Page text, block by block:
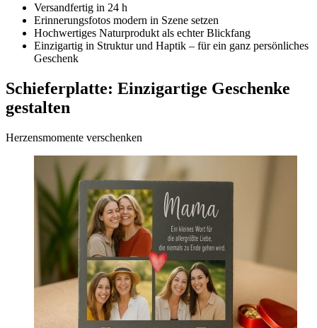
Versandfertig in 24 h
Erinnerungsfotos modern in Szene setzen
Hochwertiges Naturprodukt als echter Blickfang
Einzigartig in Struktur und Haptik – für ein ganz persönliches
Geschenk
Schieferplatte: Einzigartige Geschenke
gestalten
Herzensmomente verschenken